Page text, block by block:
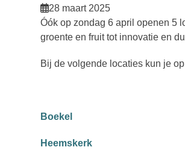
28 maart 2025
Óók op zondag 6 april openen 5
groente en fruit tot innovatie en
Bij de volgende locaties kun je
Boekel
Heemskerk